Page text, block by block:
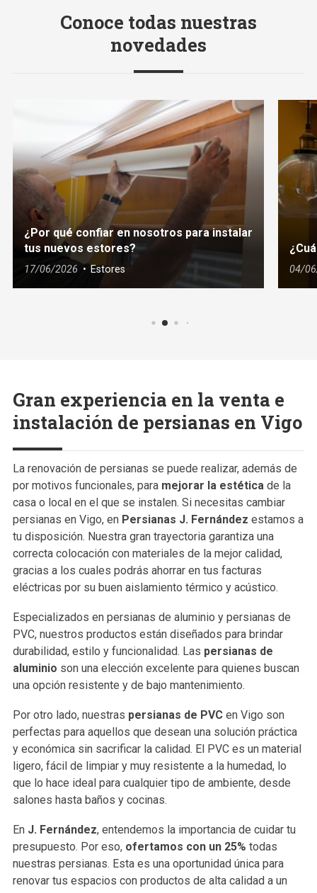
Conoce todas nuestras
novedades
¿Por qué confiar en nosotros para instalar
tus nuevos estores?
17/06/2026 Estores 04/
Gran experiencia en la venta e
instalación de persianas en Vigo
La renovación de persianas se puede realizar, además de
por motivos funcionales, para mejorar la estética de la
casa o local en el que se instalen. Si necesitas cambiar
persianas en Vigo, en Persianas J. Fernández estamos a
tu disposición. Nuestra gran trayectoria garantiza una
correcta colocación con materiales de la mejor calidad,
gracias a los cuales podrás ahorrar en tus facturas
eléctricas por su buen aislamiento térmico y acústico.
Especializados en persianas de aluminio y persianas de
PVC, nuestros productos están diseñados para brindar
durabilidad, estilo y funcionalidad. Las persianas de
aluminio son una elección excelente para quienes buscan
una opción resistente y de bajo mantenimiento.
Por otro lado, nuestras persianas de PVC en Vigo son
perfectas para aquellos que desean una solución práctica
y económica sin sacrificar la calidad. El PVC es un material
ligero, fácil de limpiar y muy resistente a la humedad, lo
que lo hace ideal para cualquier tipo de ambiente, desde
salones hasta baños y cocinas.
En J. Fernández, entendemos la importancia de cuidar tu
presupuesto. Por eso, ofertamos con un 25% todas
nuestras persianas. Esta es una oportunidad única para
renovar tus espacios con productos de alta calidad a un